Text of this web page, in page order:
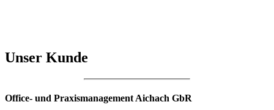
Unser Kunde
Office- und Praxismanagement Aichach GbR